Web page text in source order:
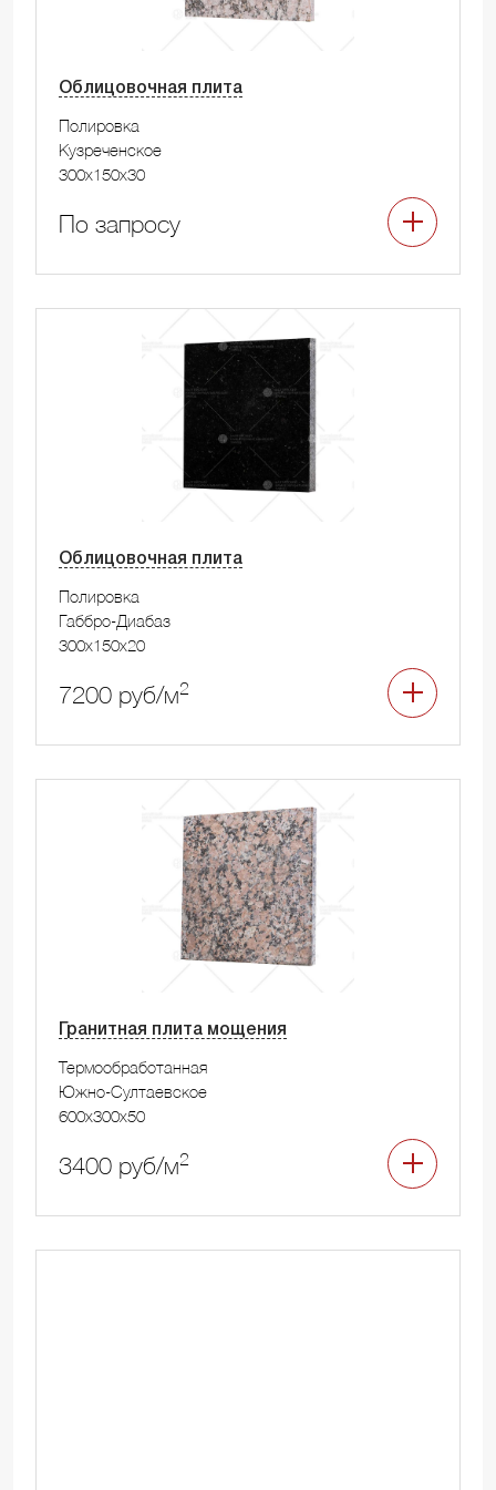
Облицовочная плита
Полировка
Кузреченское
300x150x30
По запросу
Облицовочная плита
Полировка
Габбро-Диабаз
300x150x20
7200 руб/м2
Гранитная плита мощения
Термообработанная
Южно-Султаевское
600x300x50
3400 руб/м2